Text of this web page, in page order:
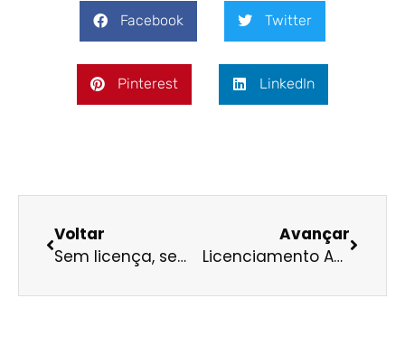
Facebook Twitter
Pinterest LinkedIn
Voltar
Sem licença, sem usina de Tabajara
Avançar
Licenciamento Ambiental pode jogar Brasil na lama da insegurança ambiental